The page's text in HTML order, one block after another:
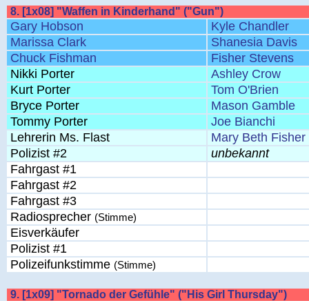
8. [1x08] "Waffen in Kinderhand" ("Gun")
Gary Hobson
Kyle Chandler
Marissa Clark
Shanesia Davis
Chuck Fishman
Fisher Stevens
Nikki Porter
Ashley Crow
Kurt Porter
Tom O'Brien
Bryce Porter
Mason Gamble
Tommy Porter
Joe Bianchi
Lehrerin Ms. Flast
Mary Beth Fisher
Polizist #2
unbekannt
Fahrgast #1
Fahrgast #2
Fahrgast #3
Radiosprecher (Stimme)
Eisverkäufer
Polizist #1
Polizeifunkstimme (Stimme)
9. [1x09] "Tornado der Gefühle" ("His Girl Thursday")